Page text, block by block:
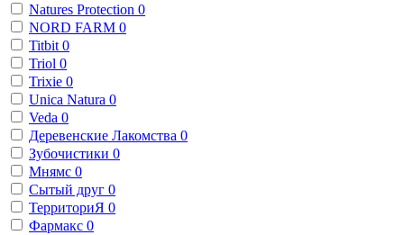
Natures Protection 0
NORD FARM 0
Titbit 0
Triol 0
Trixie 0
Unica Natura 0
Veda 0
Деревенские Лакомства 0
Зубочистики 0
Мнямс 0
Сытый друг 0
ТерриториЯ 0
Фармакс 0